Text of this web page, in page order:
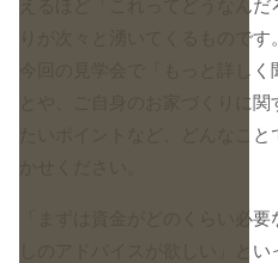
えるほど「これってどうなん
りが次々と湧いてくるものです。
今回の見学会で「もっと詳し
とや、ご自身のお家づくりに
たいポイントなど、どんなこ
「まずは資金がどのくらい必
しのアドバイスが欲しい」と